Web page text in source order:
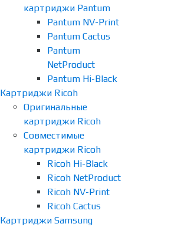
картриджи Pantum
Pantum NV-Print
Pantum Cactus
Pantum
NetProduct
Pantum Hi-Black
Картриджи Ricoh
Оригинальные
картриджи Ricoh
Совместимые
картриджи Ricoh
Ricoh Hi-Black
Ricoh NetProduct
Ricoh NV-Print
Ricoh Cactus
Картриджи Samsung